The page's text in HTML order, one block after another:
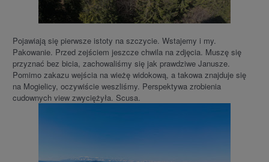
Pojawiają się pierwsze istoty na szczycie. Wstajemy i my.
Pakowanie. Przed zejściem jeszcze chwila na zdjęcia. Muszę się
przyznać bez bicia, zachowaliśmy się jak prawdziwe Janusze.
Pomimo zakazu wejścia na wieżę widokową, a takowa znajduje się
na Mogielicy, oczywiście weszliśmy. Perspektywa zrobienia
cudownych view zwyciężyła. Scusa.